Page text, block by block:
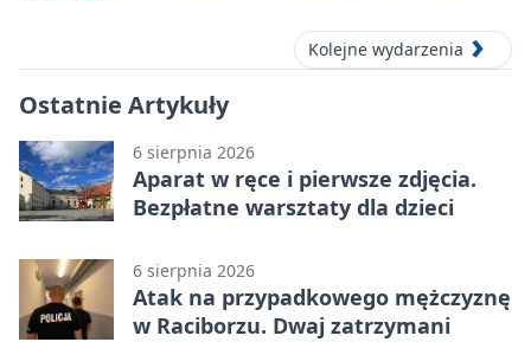
Kolejne wydarzenia
Ostatnie Artykuły
6 sierpnia 2026
Aparat w ręce i pierwsze zdjęcia.
Bezpłatne warsztaty dla dzieci
6 sierpnia 2026
Atak na przypadkowego mężczyznę
w Raciborzu. Dwaj zatrzymani